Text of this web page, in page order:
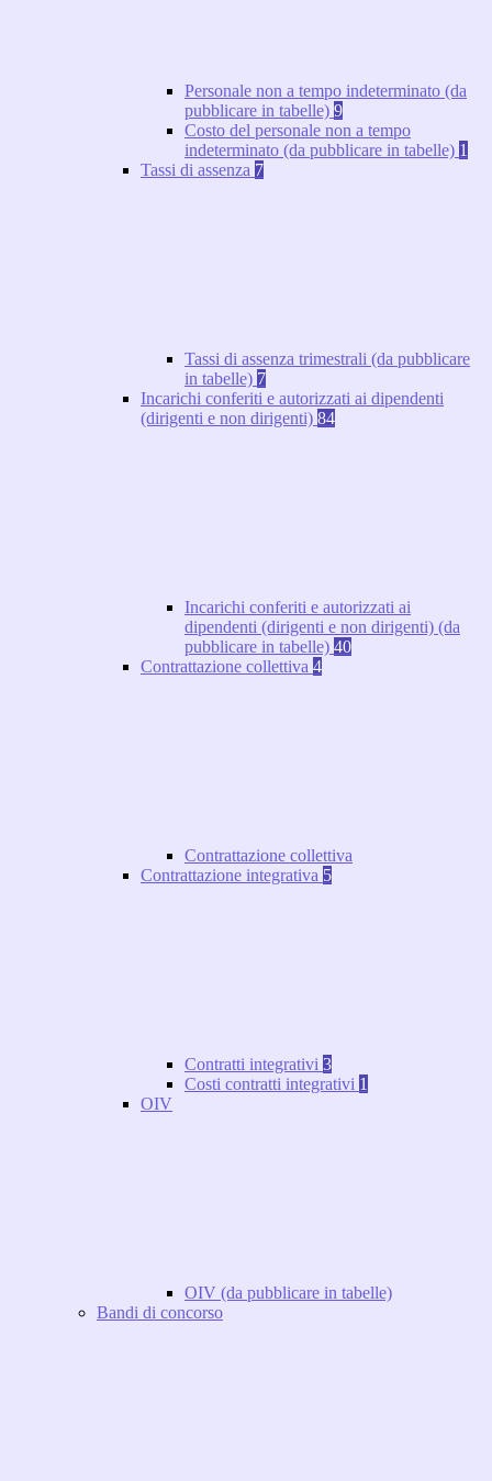
Personale non a tempo indeterminato (da
pubblicare in tabelle) 9
Costo del personale non a tempo
indeterminato (da pubblicare in tabelle) 1
Tassi di assenza 7
Tassi di assenza trimestrali (da pubblicare
in tabelle) 7
Incarichi conferiti e autorizzati ai dipendenti
(dirigenti e non dirigenti) 84
Incarichi conferiti e autorizzati ai
dipendenti (dirigenti e non dirigenti) (da
pubblicare in tabelle) 40
Contrattazione collettiva 4
Contrattazione collettiva
Contrattazione integrativa 5
Contratti integrativi 3
Costi contratti integrativi 1
OIV
OIV (da pubblicare in tabelle)
Bandi di concorso